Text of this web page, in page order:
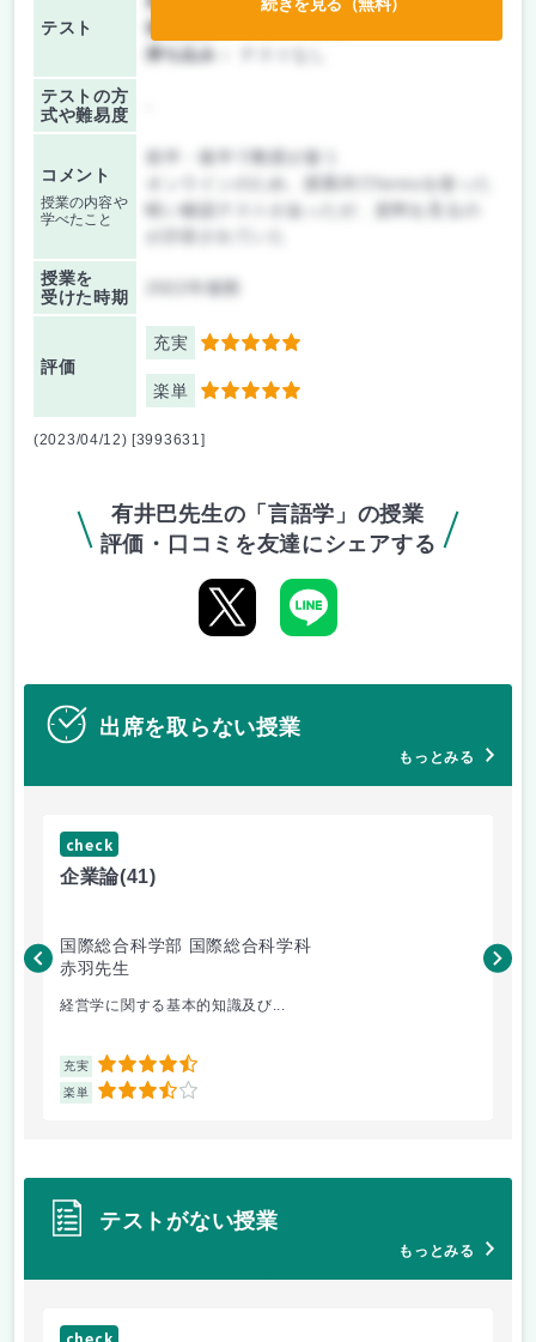
テスト
後期/期末：
持ち込み：
テストの方
式や難易度
コメント
授業の内容や
学べたこと
前半・後半で教授が違う
オンラインのため、授業内でformsを使った
軽い確認テストがあったが、資料を見るの
授業を
受けた時期
2022年後期
評価
充実 5
楽単 5
(2023/04/12) [3993631]
有井巴先生の「言語学」の授業
評価・口コミを友達にシェアする
出席を取らない授業
もっとみる
check
企業論(41)
国際総合科学部 国際総合科学科
赤羽先生
経営学に関する基本的知識及び...
充実 4.5
楽単 3.5
柴
テストがない授業
もっとみる
check